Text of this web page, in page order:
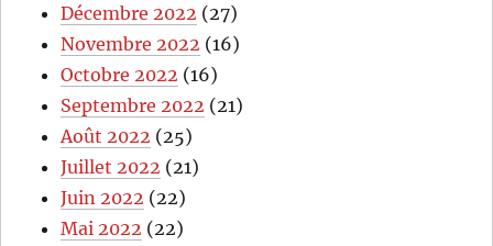
Décembre 2022 (27)
Novembre 2022 (16)
Octobre 2022 (16)
Septembre 2022 (21)
Août 2022 (25)
Juillet 2022 (21)
Juin 2022 (22)
Mai 2022 (22)